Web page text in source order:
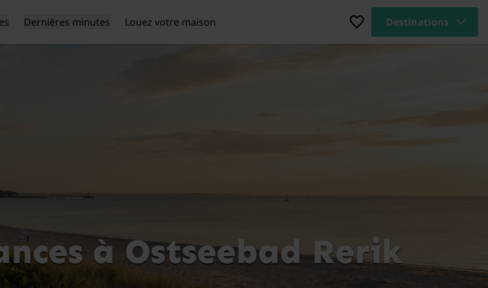
Dernières minutes Louez votre maison Destinations
à Ostseebad Rerik